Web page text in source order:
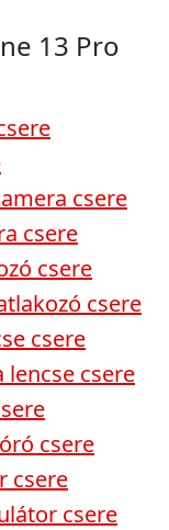
13 Pro
csere
csere
csere
csere
csere
lencse csere
csere
csere
csere